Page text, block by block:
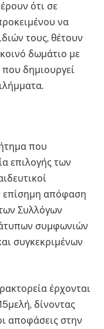
ότι σε
να
τους, θέτουν
δωμάτιο με
δημιουργεί
που
επιλογής των
επίσημη απόφαση
Συλλόγων
συμφωνιών
συγκεκριμένων
έρχονται
δίνοντας
αποφάσεις στην